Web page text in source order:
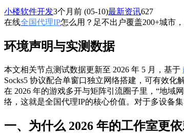
小楼软件开发3个月前 (05-10)最新资讯627
在线全国代理IP怎么用？足不出户覆盖200+城市
环境声明与实测数据
本文相关节点测试数据更新至 2026 年 5 月，基于
Socks5 协议配合单窗口独立网络搭建，可有效化
在 2026 年的游戏多开与矩阵引流圈子里，“地域
络，这就是全国代理IP的核心价值。对于多设备
一、为什么 2026 年的工作室更